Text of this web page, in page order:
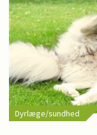
Dyrlæge/sundhed